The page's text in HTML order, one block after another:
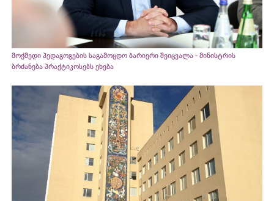
მოქმედი პედაგოგების საგამოცდო ბარიერი შეიცვალა - მინისტრის
ბრძანება პრაქტიკოსებს ეხება